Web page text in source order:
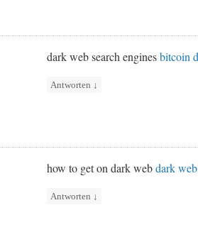
dark web search enginesbitcoin
Antworten ↓
how to get on dark webdark
Antworten ↓